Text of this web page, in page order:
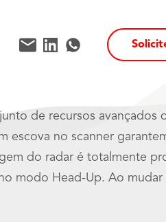
de recursos avançados
escova no scanner
do radar é totalmente
modo Head-Up. Ao